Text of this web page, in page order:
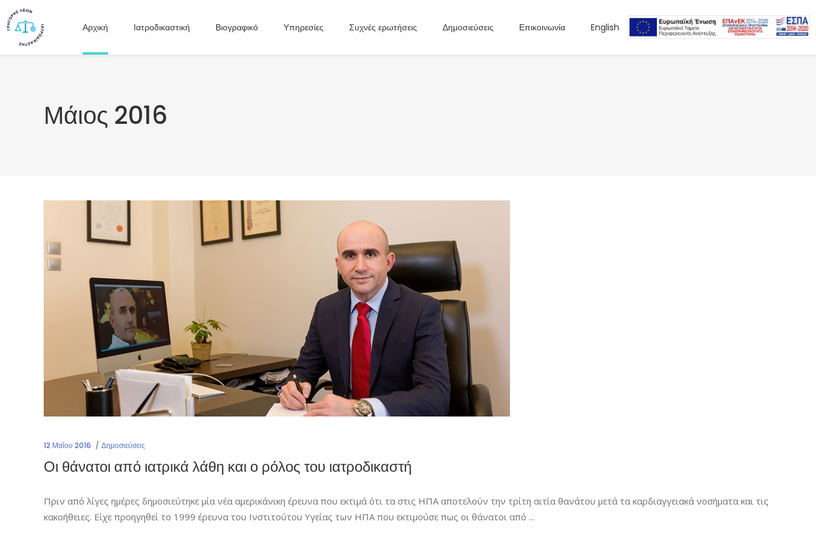
Αρχική Ιατροδικαστική Βιογραφικό Υπηρεσίες Συχνές ερωτήσεις Δημοσιεύσεις Επικοινωνία English
Μάιος 2016
12 Μαΐου 2016 Δημοσιεύσεις
Οι θάνατοι από ιατρικά λάθη και ο ρόλος του ιατροδικαστή
Πριν από λίγες ημέρες δημοσιεύτηκε μία νέα αμερικάνικη έρευνα που εκτιμά ότι τα στις ΗΠΑ αποτελούν την τρίτη αιτία θανάτου μετά τα καρδιαγγειακά νοσήματα και τις
κακοήθειες. Είχε προηγηθεί το 1999 έρευνα του Ινστιτούτου Υγείας των ΗΠΑ που εκτιμούσε πως οι θάνατοι από